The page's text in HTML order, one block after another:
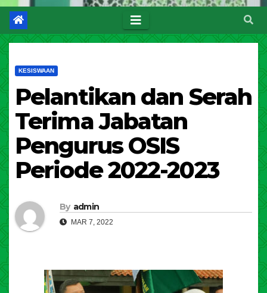
KESISWAAN
Pelantikan dan Serah
Terima Jabatan
Pengurus OSIS
Periode 2022-2023
By admin
MAR 7, 2022